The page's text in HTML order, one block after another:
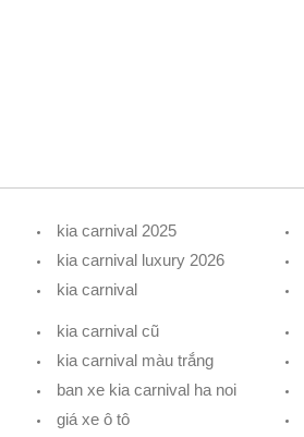
kia carnival 2025
kia carnival luxury 2026
kia carnival
kia carnival cũ
kia carnival màu trắng
ban xe kia carnival ha noi
giá xe ô tô